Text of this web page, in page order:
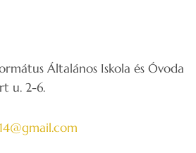
Általános Iskola és Óvoda
u. 2-6.